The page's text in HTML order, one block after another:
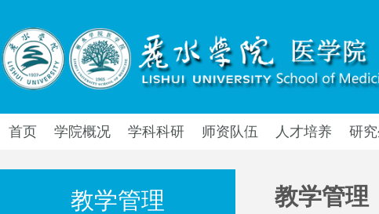
首页 学院概况 学科科研 师资队伍 人才培养 研
教学管理 教学管理